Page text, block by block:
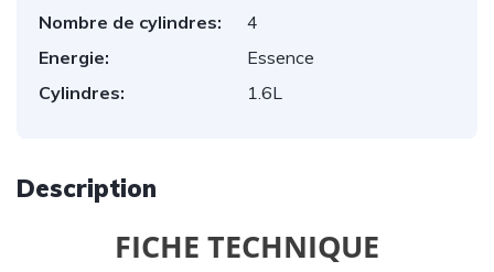
Nombre de cylindres:
4
Energie:
Essence
Cylindres:
1.6L
Description
FICHE TECHNIQUE